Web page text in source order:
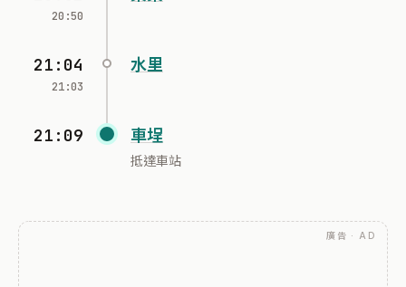
20:50
21:04
21:03
水里
21:09 車埕
抵達車站
廣告 · AD